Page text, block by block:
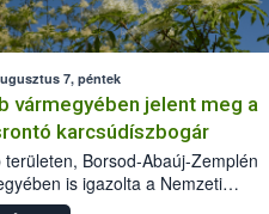
7, péntek
vármegyében jelent meg a
karcsúdíszbogár
területen, Borsod-Abaúj-Zemplén
is igazolta a Nemzeti
biztonsági Hivatal (Nébih) a